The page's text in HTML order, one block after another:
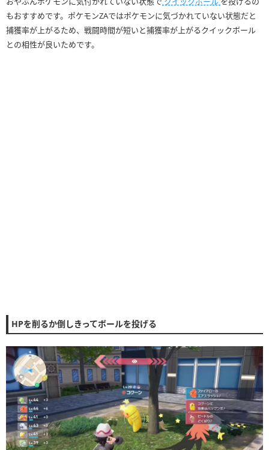
もおすすめです。ポケモンZAではポケモンに気づかれていない状態だと
捕獲率が上がるため、戦闘時間が短いと捕獲率が上がるクイックボール
との相性が良いためです。
HPを削るか倒しきってボールを投げる